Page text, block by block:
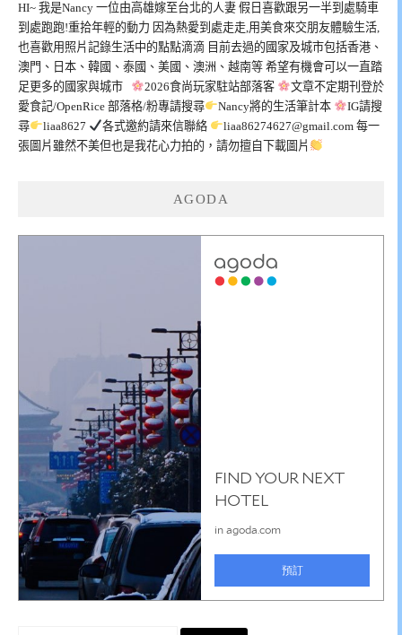
HI~ 我是Nancy 一位由高雄嫁至台北的人妻 假日喜歡跟另一半到處騎車
到處跑跑!重拾年輕的動力 因為熱愛到處走走,用美食來交朋友體驗生活,
也喜歡用照片記錄生活中的點點滴滴 目前去過的國家及城市包括香港、
澳門、日本、韓國、泰國、美國、澳洲、越南等 希望有機會可以一直踏
足更多的國家與城市
2026食尚玩家駐站部落客
文章不定期刊登於
愛食記/OpenRice 部落格/粉專請搜尋
Nancy將的生活筆計本
IG請搜
尋
liaa8627 各式邀約請來信聯絡 liaa86274627@gmail.com每一
張圖片雖然不美但也是我花心力拍的，請勿擅自下載圖片
AGODA